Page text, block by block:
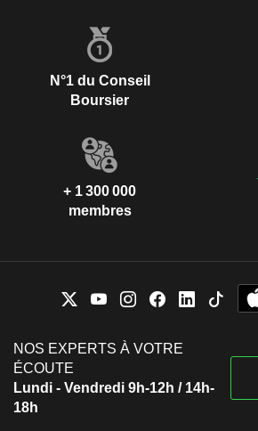
N°1 du Conseil
Boursier
+ 1 300 000
membres
NOS EXPERTS À VOTRE
ÉCOUTE
Lundi - Vendredi 9h-12h / 14h-
18h